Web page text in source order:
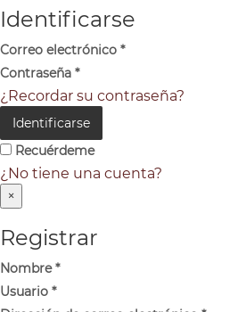
Identificarse
Correo electrónico *
Contraseña *
¿Recordar su contraseña?
Identificarse
Recuérdeme
¿No tiene una cuenta?
×
Registrar
Nombre*
Usuario *